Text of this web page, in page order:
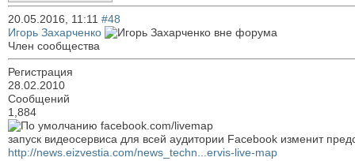
20.05.2016, 11:11 #48
Игорь Захарченко
Член сообщества
Регистрация
28.02.2010
Сообщений
1,884
facebook.com/livemap
запуск видеосервиса для всей аудитории Facebook изменит
http://news.eizvestia.com/news_techn...ervis-live-map